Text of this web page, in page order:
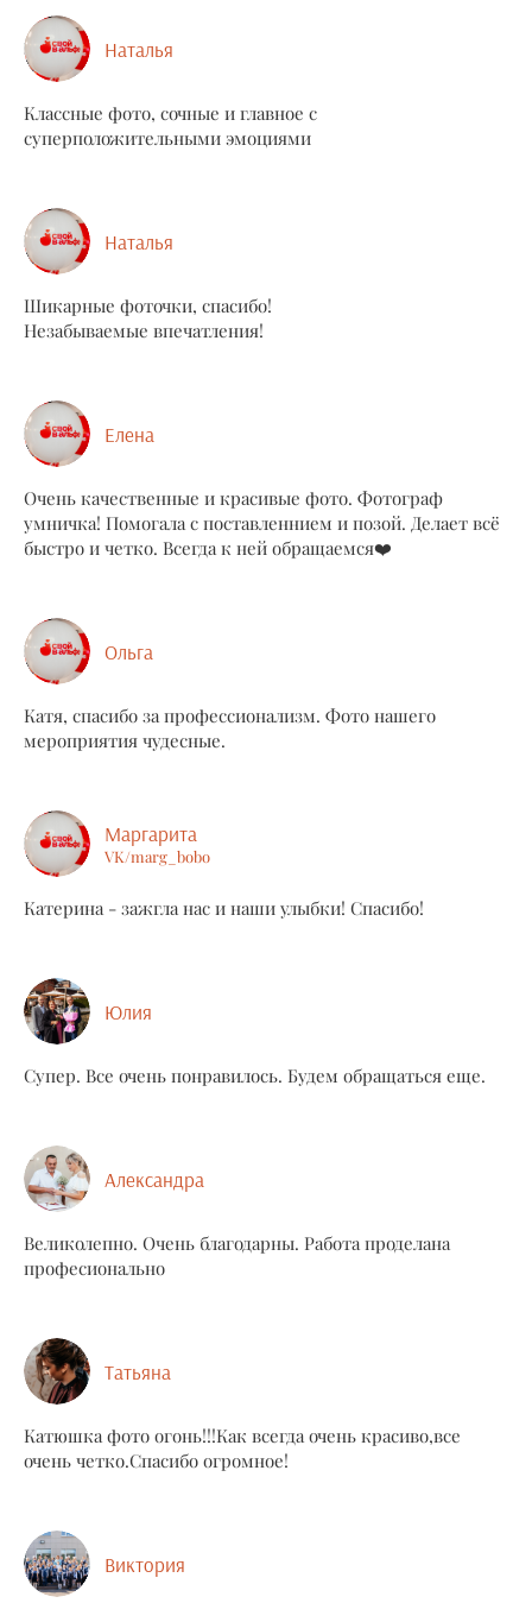
Наталья
Классные фото, сочные и главное с
суперположительными эмоциями
Наталья
Шикарные фоточки, спасибо!
Незабываемые впечатления!
Елена
Очень качественные и красивые фото. Фотограф
умничка! Помогала с поставленнием и позой. Делает всё
быстро и четко. Всегда к ней обращаемся❤️
Ольга
Катя, спасибо за профессионализм. Фото нашего
мероприятия чудесные.
Маргарита
VK/marg_bobo
Катерина - зажгла нас и наши улыбки! Спасибо!
Юлия
Супер. Все очень понравилось. Будем обращаться еще.
Александра
Великолепно. Очень благодарны. Работа проделана
професионально
Татьяна
Катюшка фото огонь!!!Как всегда очень красиво,все
очень четко.Спасибо огромное!
Виктория